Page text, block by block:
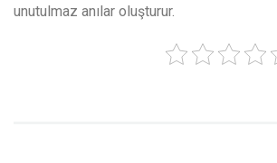
unutulmaz anılar oluşturur.